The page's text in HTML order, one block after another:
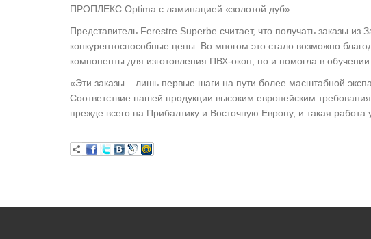
ПРОПЛЕКС Optima с ламинацией «золотой дуб».
Представитель Ferestre Superbe считает, что получать заказы
конкурентоспособные цены. Во многом это стало возможно
компоненты для изготовления ПВХ-окон, но и помогла в
«Эти заказы – лишь первые шаги на пути более масштабной
Соответствие нашей продукции высоким европейским
прежде всего на Прибалтику и Восточную Европу, и такая работа